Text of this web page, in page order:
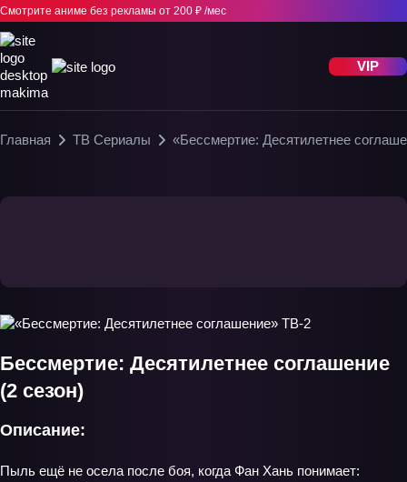
Смотрите аниме без рекламы от 200 ₽ /мес
VIP
Главная ТВ Сериалы «Бессмертие: Десятилетнее
Бессмертие: Десятилетнее соглашение
(2 сезон)
Описание:
Пыль ещё не осела после боя, когда Фан Хань понимает: